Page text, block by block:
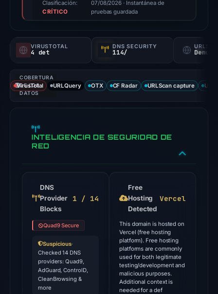
score,
probability).
Threat
signals:
4
engines
the
Jul
Clasificación:
CRÍTICO
07/08/2026 · Instantánea de
pruebas guardada
VIRUSTOTAL
4 det
DNS SECURITY
114/
COBERTURA
DE LOS
DATOS
VirusTotal URLQuery OTX CF Radar URLScan capture
INTELIGENCIA DE SEGURIDAD DE
RED
DNS
Provider
Blocks
1 / 14
Quad9 Secure
Suspicious·
Checked 14 DNS
providers: Quad9,
AdGuard, ControlD,
CleanBrowsing &
more
Free
Hosting
Detected
Vercel
This domain is hosted on
Vercel (free hosting
platform). Free hosting
platforms are commonly
used for both legitimate
testing/development and
malicious purposes.
Additional context is
needed for a def